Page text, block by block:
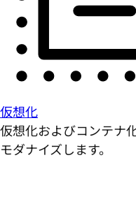
仮想化
仮想化およびコンテナ
モダナイズします。